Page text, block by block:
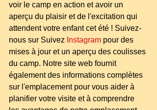
voir le camp en action et avoir un
aperçu du plaisir et de l'excitation qui
attendent votre enfant cet été ! Suivez-
nous sur Suivez Instagram pour des
mises à jour et un aperçu des coulisses
du camp. Notre site web fournit
également des informations complètes
sur l'emplacement pour vous aider à
planifier votre visite et à comprendre